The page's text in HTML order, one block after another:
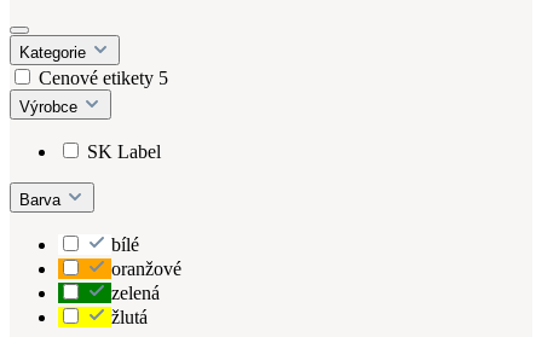
Kategorie
Cenové etikety 5
Výrobce
SK Label
Barva
bílé
oranžové
zelená
žlutá